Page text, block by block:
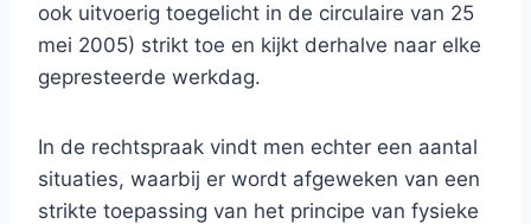
ook uitvoerig toegelicht in de circulaire van 25
mei 2005) strikt toe en kijkt derhalve naar elke
gepresteerde werkdag.
In de rechtspraak vindt men echter een aantal
situaties, waarbij er wordt afgeweken van een
strikte toepassing van het principe van fysieke